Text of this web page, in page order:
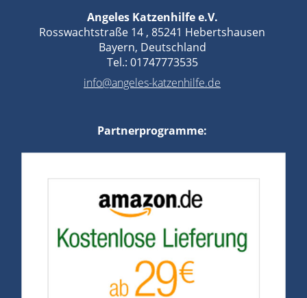
Angeles Katzenhilfe e.V.
Rosswachtstraße 14 , 85241 Hebertshausen
Bayern, Deutschland
Tel.: 01747773535
info@angeles-katzenhilfe.de
Partnerprogramme: